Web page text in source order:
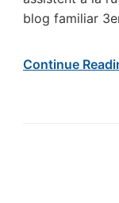
blog familiar
Continue